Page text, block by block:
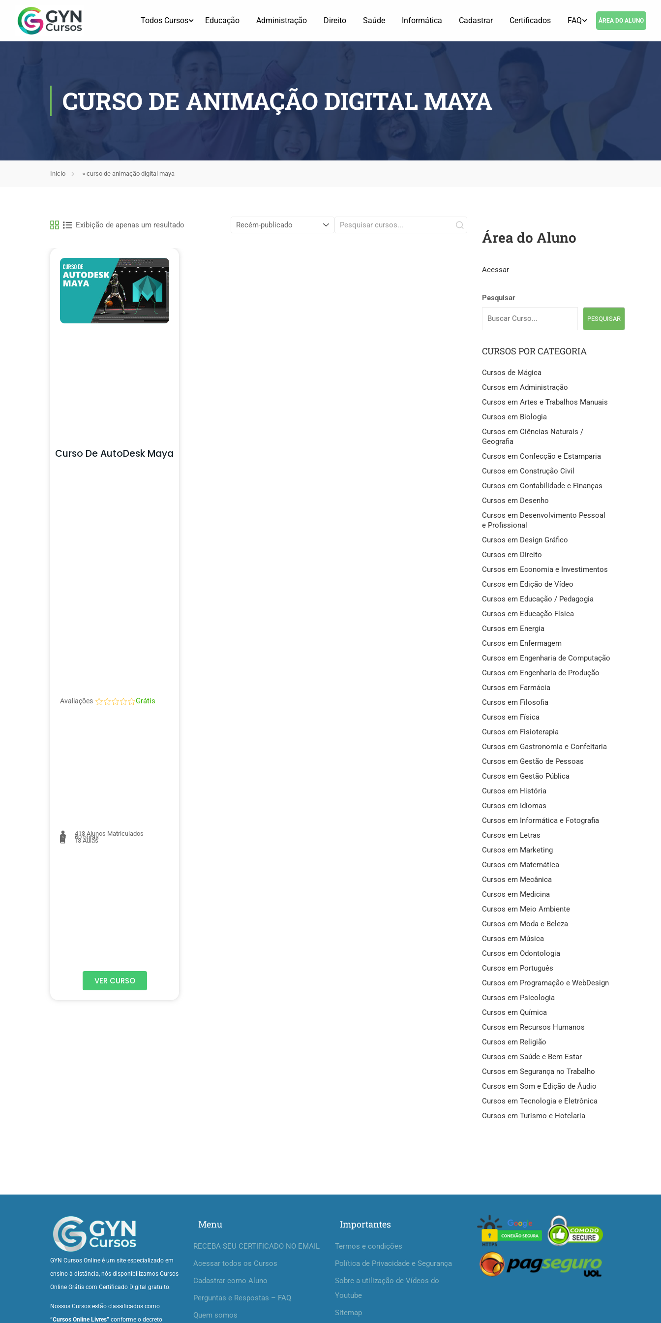
Todos Cursos Educação Administração Direito Saúde Informática Cadastrar Certificados FAQ ÁREA DO ALUNO
CURSO DE ANIMAÇÃO DIGITAL MAYA
Início » curso de animação digital maya
Exibição de apenas um resultado
Curso De AutoDesk Maya
Avaliações Grátis
413 Alunos Matriculados
60 horas
13Aulas
VER CURSO
Área do Aluno
Acessar
Pesquisar
PESQUISAR
CURSOS POR CATEGORIA
Cursos de Mágica
Cursos em Administração
Cursos em Artes e Trabalhos Manuais
Cursos em Biologia
Cursos em Ciências Naturais /
Geografia
Cursos em Confecção e Estamparia
Cursos em Construção Civil
Cursos em Contabilidade e Finanças
Cursos em Desenho
Cursos em Desenvolvimento Pessoal
e Profissional
Cursos em Design Gráfico
Cursos em Direito
Cursos em Economia e Investimentos
Cursos em Edição de Vídeo
Cursos em Educação / Pedagogia
Cursos em Educação Física
Cursos em Energia
Cursos em Enfermagem
Cursos em Engenharia de Computação
Cursos em Engenharia de Produção
Cursos em Farmácia
Cursos em Filosofia
Cursos em Física
Cursos em Fisioterapia
Cursos em Gastronomia e Confeitaria
Cursos em Gestão de Pessoas
Cursos em Gestão Pública
Cursos em História
Cursos em Idiomas
Cursos em Informática e Fotografia
Cursos em Letras
Cursos em Marketing
Cursos em Matemática
Cursos em Mecânica
Cursos em Medicina
Cursos em Meio Ambiente
Cursos em Moda e Beleza
Cursos em Música
Cursos em Odontologia
Cursos em Português
Cursos em Programação e WebDesign
Cursos em Psicologia
Cursos em Química
Cursos em Recursos Humanos
Cursos em Religião
Cursos em Saúde e Bem Estar
Cursos em Segurança no Trabalho
Cursos em Som e Edição de Áudio
Cursos em Tecnologia e Eletrônica
Cursos em Turismo e Hotelaria
GYN Cursos Online é um site especializado em
ensino à distância, nós disponibilizamos Cursos
Online Grátis com Certificado Digital gratuito.
Nossos Cursos estão classificados como
“Cursos Online Livres” conforme o decreto
Menu
RECEBA SEU CERTIFICADO NO EMAIL
Acessar todos os Cursos
Cadastrar como Aluno
Perguntas e Respostas – FAQ
Quem somos
Importantes
Termos e condições
Política de Privacidade e Segurança
Sobre a utilização de Vídeos do
Youtube
Sitemap